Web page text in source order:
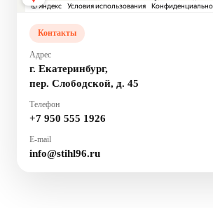
Контакты
Адрес
г. Екатеринбург,
пер. Слободской, д. 45
Телефон
+7 950 555 1926
E-mail
info@stihl96.ru